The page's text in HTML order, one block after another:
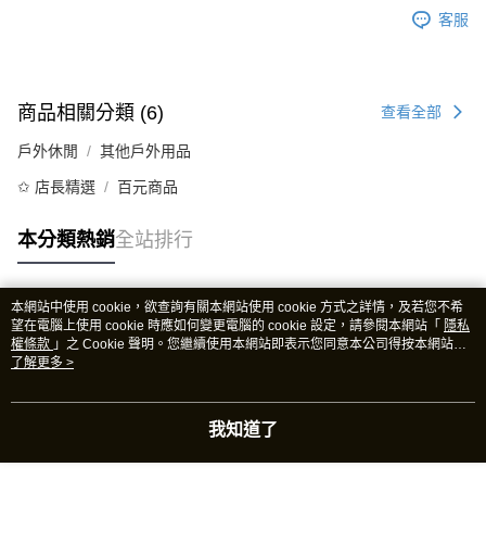
客服
商品相關分類 (6) 查看全部
戶外休閒 其他戶外用品
✩ 店長精選 百元商品
本分類熱銷全站排行
熱門標籤
本網站中使用 cookie，欲查詢有關本網站使用 cookie 方式之詳情，及若您不希
望在電腦上使用 cookie 時應如何變更電腦的 cookie 設定，請參閱本網站「 隱私
權條款 」之 Cookie 聲明。您繼續使用本網站即表示您同意本公司得按本網站使
用條款之 Cookie 聲明使用 cookie。
了解更多 >
我知道了